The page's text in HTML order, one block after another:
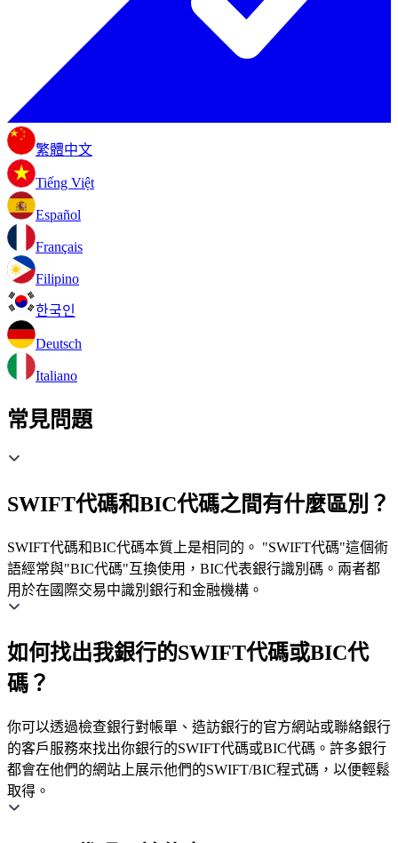
繁體中文
Tiếng Việt
Español
Français
Filipino
한국인
Deutsch
Italiano
常見問題
SWIFT代碼和BIC代碼之間有什麼區別？
SWIFT代碼和BIC代碼本質上是相同的。 "SWIFT代碼"這個術
語經常與"BIC代碼"互換使用，BIC代表銀行識別碼。兩者都
用於在國際交易中識別銀行和金融機構。
如何找出我銀行的SWIFT代碼或BIC代
碼？
你可以透過檢查銀行對帳單、造訪銀行的官方網站或聯絡銀行
的客戶服務來找出你銀行的SWIFT代碼或BIC代碼。許多銀行
都會在他們的網站上展示他們的SWIFT/BIC程式碼，以便輕鬆
取得。